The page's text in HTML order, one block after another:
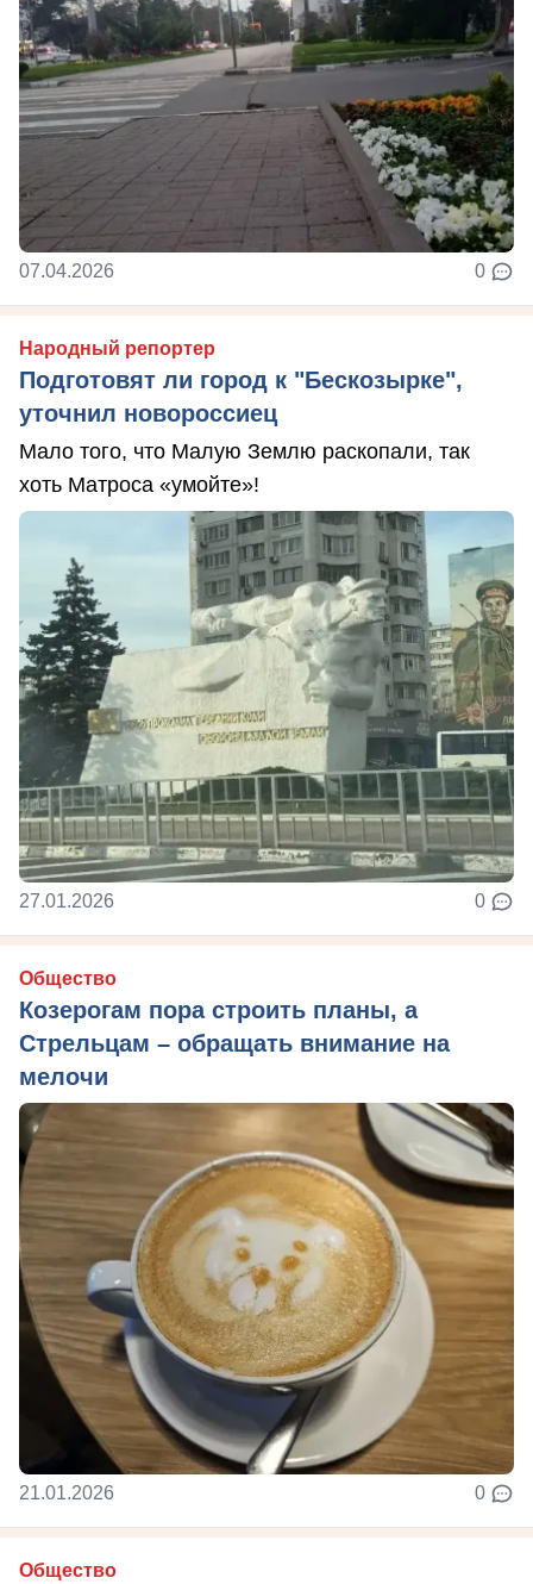
07.04.2026 0
Народный репортер
Подготовят ли город к "Бескозырке",
уточнил новороссиец
Мало того, что Малую Землю раскопали, так
хоть Матроса «умойте»!
27.01.2026 0
Общество
Козерогам пора строить планы, а
Стрельцам – обращать внимание на
мелочи
21.01.2026 0
Общество